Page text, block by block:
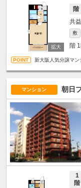
階
敷
階
新大阪人気分譲マン
マンション 朝日
1
階